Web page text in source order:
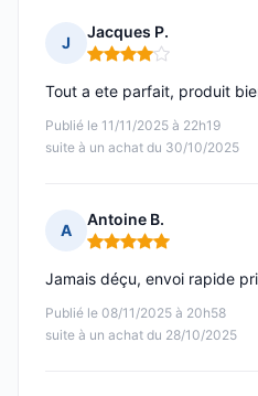
J
Jacques P.
Note : 4 sur 5
Publié le 11/11/2025 à 22h19
suite à un achat du 30/10/2025
Tout a ete parfait, produit
A
Antoine B.
Note : 5 sur 5
Publié le 08/11/2025 à 20h58
suite à un achat du 28/10/2025
Jamais déçu, envoi rapide